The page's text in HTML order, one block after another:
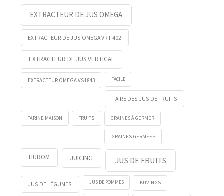
EXTRACTEUR DE JUS OMEGA
EXTRACTEUR DE JUS OMEGA VRT 402
EXTRACTEUR DE JUS VERTICAL
EXTRACTEUR OMEGA VSJ 843 FACILE
FAIRE DES JUS DE FRUITS
FARINE MAISON FRUITS GRAINES À GERMER
GRAINES GERMÉES
HUROM JUICING JUS DE FRUITS
JUS DE LÉGUMES JUS DE POMMES KUVINGS